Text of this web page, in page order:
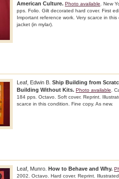
American Culture. Photo available . New
pps. Folio. Gilt decorated hard cover. First
Important reference work. Very scarce in
jacket (in mylar).
Leaf, Edwin B. Ship Building from
Building Without Kits. Photo available .
184 pps. Octavo. Soft cover. Reprint.
scarce in this condition. Fine copy. As new.
Leaf, Munro. How to Behave and Why.
2002. Octavo. Hard cover. Reprint.